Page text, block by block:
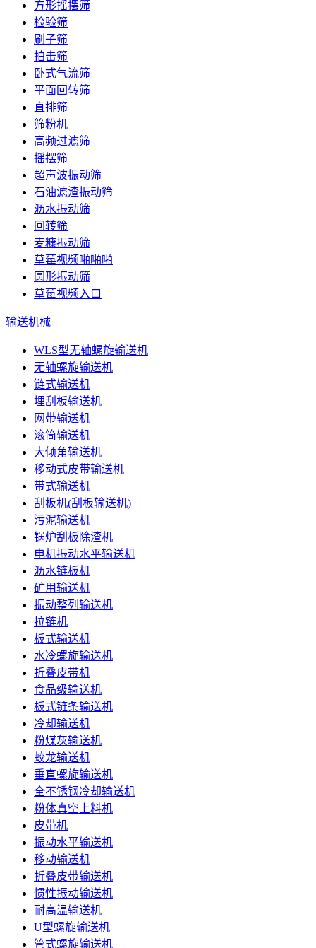
方形摇摆筛
检验筛
刷子筛
拍击筛
卧式气流筛
平面回转筛
直排筛
筛粉机
高频过滤筛
摇摆筛
超声波振动筛
石油滤渣振动筛
沥水振动筛
回转筛
麦糠振动筛
草莓视频啪啪啪
圆形振动筛
草莓视频入口
输送机械
WLS型无轴螺旋输送机
无轴螺旋输送机
链式输送机
埋刮板输送机
网带输送机
滚筒输送机
大倾角输送机
移动式皮带输送机
带式输送机
刮板机(刮板输送机)
污泥输送机
锅炉刮板除渣机
电机振动水平输送机
沥水链板机
矿用输送机
振动整列输送机
拉链机
板式输送机
水冷螺旋输送机
折叠皮带机
食品级输送机
板式链条输送机
冷却输送机
粉煤灰输送机
蛟龙输送机
垂直螺旋输送机
全不锈钢冷却输送机
粉体真空上料机
皮带机
振动水平输送机
移动输送机
折叠皮带输送机
惯性振动输送机
耐高温输送机
U型螺旋输送机
管式螺旋输送机